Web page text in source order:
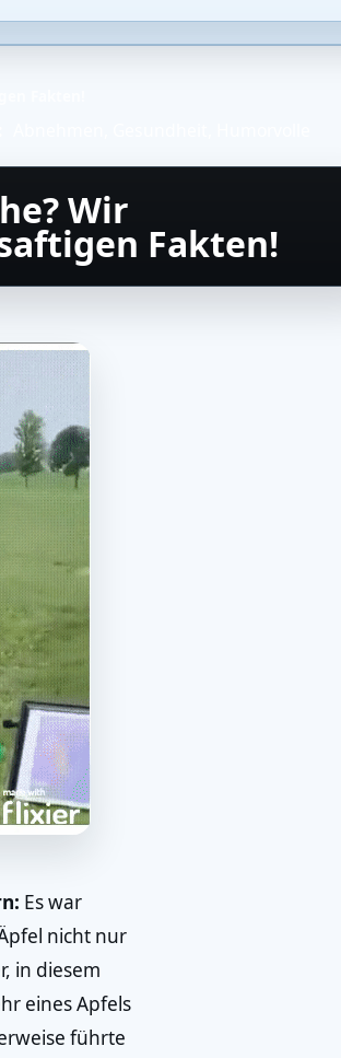
Wir
Fakten!
Es war
nicht nur
in diesem
eines Apfels
führte